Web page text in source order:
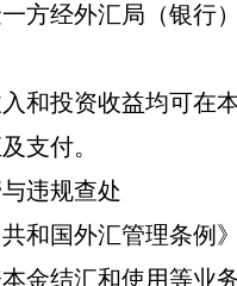
方经外汇局（银行
和投资收益均可
支付。
违规查处
和国外汇管理条
金结汇和使用等业